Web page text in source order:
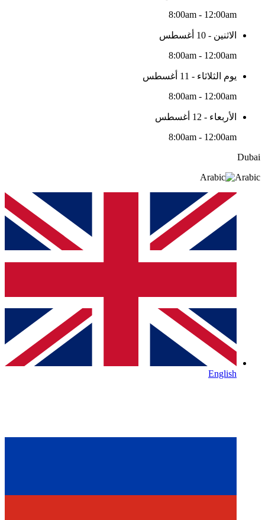
8:00am - 12:00am
الاثنين - 10 أغسطس
8:00am - 12:00am
يوم الثلاثاء - 11 أغسطس
8:00am - 12:00am
الأربعاء - 12 أغسطس
8:00am - 12:00am
Dubai
Arabic
English